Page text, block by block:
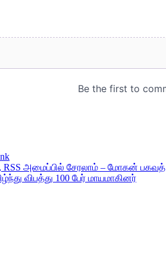
RSS அமைப்பில் சேரலாம் – மோகன் பகவத்
விபத்து 100 பேர் மாயமாகினர்